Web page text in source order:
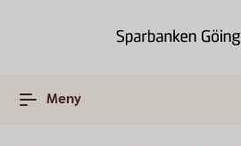
Meny